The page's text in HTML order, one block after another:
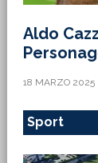
Aldo
18 MARZO 2025
Sport